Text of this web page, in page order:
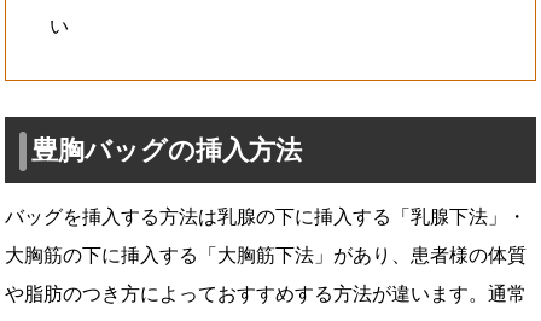
い
豊胸バッグの挿入方法
バッグを挿入する方法は乳腺の下に挿入する「乳腺下法」・
大胸筋の下に挿入する「大胸筋下法」があり、患者様の体質
や脂肪のつき方によっておすすめする方法が違います。通常